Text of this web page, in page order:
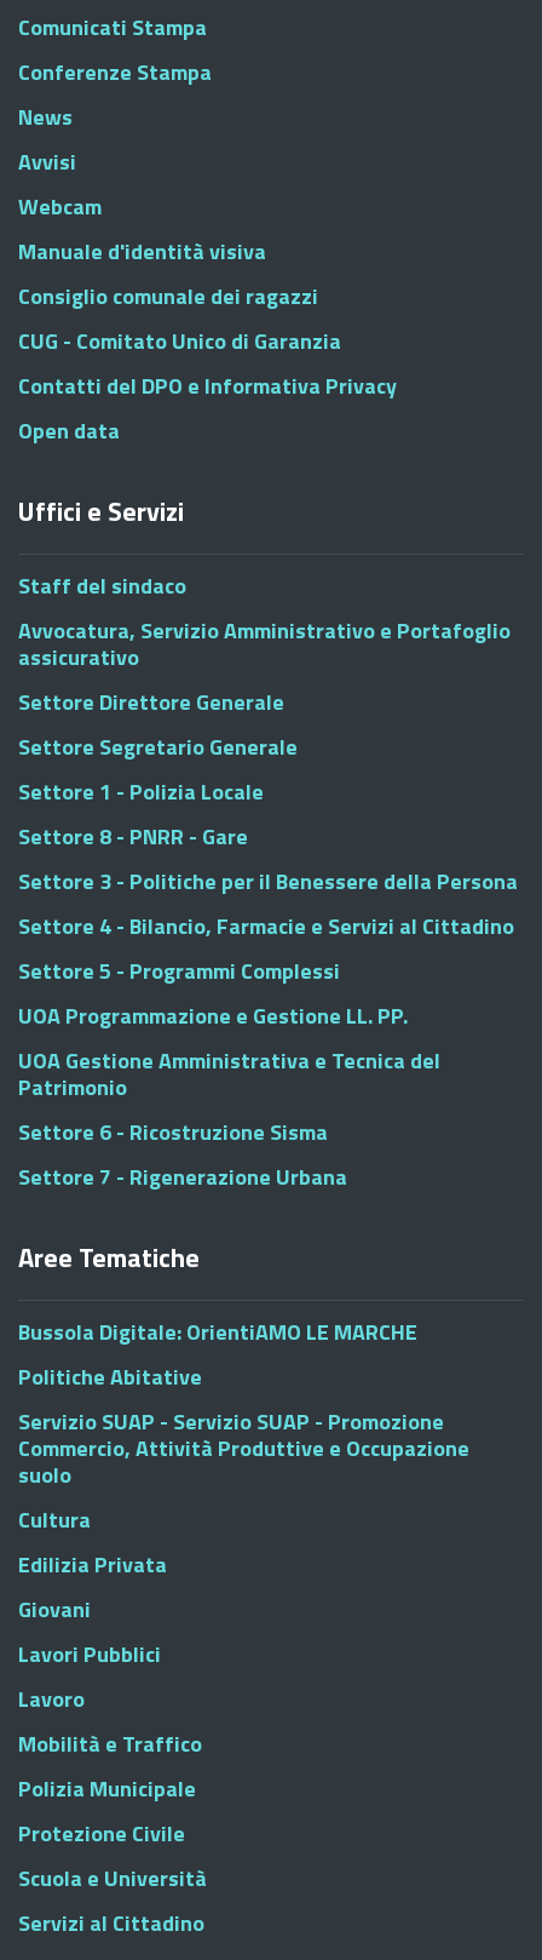
Comunicati Stampa
Conferenze Stampa
News
Avvisi
Webcam
Manuale d'identità visiva
Consiglio comunale dei ragazzi
CUG - Comitato Unico di Garanzia
Contatti del DPO e Informativa Privacy
Open data
Uffici e Servizi
Staff del sindaco
Avvocatura, Servizio Amministrativo e Portafoglio
assicurativo
Settore Direttore Generale
Settore Segretario Generale
Settore 1 - Polizia Locale
Settore 8 - PNRR - Gare
Settore 3 - Politiche per il Benessere della Persona
Settore 4 - Bilancio, Farmacie e Servizi al Cittadino
Settore 5 - Programmi Complessi
UOA Programmazione e Gestione LL. PP.
UOA Gestione Amministrativa e Tecnica del
Patrimonio
Settore 6 - Ricostruzione Sisma
Settore 7 - Rigenerazione Urbana
Aree Tematiche
Bussola Digitale: OrientiAMO LE MARCHE
Politiche Abitative
Servizio SUAP - Servizio SUAP - Promozione
Commercio, Attività Produttive e Occupazione
suolo
Cultura
Edilizia Privata
Giovani
Lavori Pubblici
Lavoro
Mobilità e Traffico
Polizia Municipale
Protezione Civile
Scuola e Università
Servizi al Cittadino